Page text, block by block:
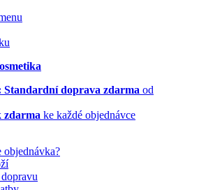
Standardní doprava zdarma od
zdarma ke každé objednávce
objednávka?